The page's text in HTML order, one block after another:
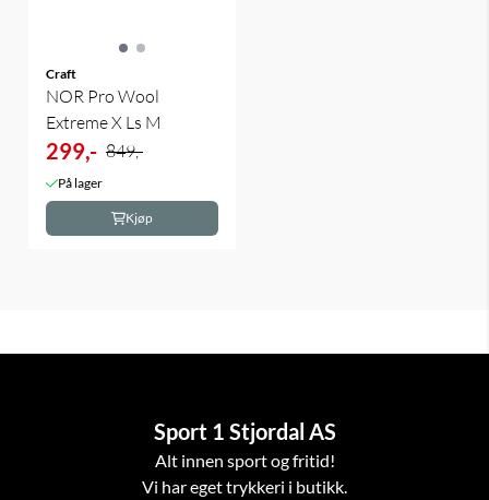
Craft
NOR Pro Wool
Extreme X Ls M
299,- 849,-
På lager
Kjøp
Sport 1 Stjordal AS
Alt innen sport og fritid!
Vi har eget trykkeri i butikk.